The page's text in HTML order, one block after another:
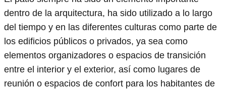
dentro de la arquitectura, ha sido utilizado a lo largo
del tiempo y en las diferentes culturas como parte de
los edificios públicos o privados, ya sea como
elementos organizadores o espacios de transición
entre el interior y el exterior, así como lugares de
reunión o espacios de confort para los habitantes de